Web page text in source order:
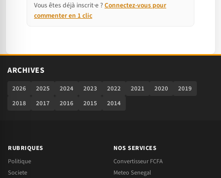
Vous êtes déjà inscrit·e ? Connectez-vous pour
commenter en 1 clic
ARCHIVES
2026 2025 2024 2023 2022 2021 2020
2019
2018
2017 2016 2015 2014
RUBRIQUES
Politique
Societe
NOS SERVICES
Convertisseur FCFA
Meteo Senegal